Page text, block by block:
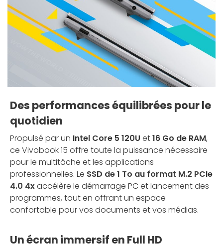
Des performances équilibrées pour le
quotidien
Propulsé par un Intel Core 5 120U et16 Go de RAM,
ce Vivobook 15 offre toute la puissance nécessaire
pour le multitâche et les applications
professionnelles. Le SSD de 1 To au format M.2 PCIe
4.0 4xaccélère le démarrage PC et lancement des
programmes, tout en offrant un espace
confortable pour vos documents et vos médias.
Un écran immersif en Full HD